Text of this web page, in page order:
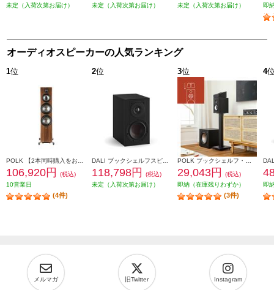
未定（入荷次第お届け）
未定（入荷次第お届け）
未定（入荷次第お届け）
即
オーディオスピーカーの人気ランキング
1位
106,920円
(税込)
10営業日
(4件)
2位
118,798円
(税込)
未定（入荷次第お届け）
3位
29,043円
(税込)
即納（在庫残りわずか）
(3件)
4
即
メルマガ 旧Twitter Instagram